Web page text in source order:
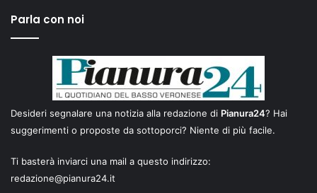
Parla con noi
Desideri segnalare una notizia alla redazione di Pianura24? Hai
suggerimenti o proposte da sottoporci? Niente di più facile.
Ti basterà inviarci una mail a questo indirizzo:
redazione@pianura24.it